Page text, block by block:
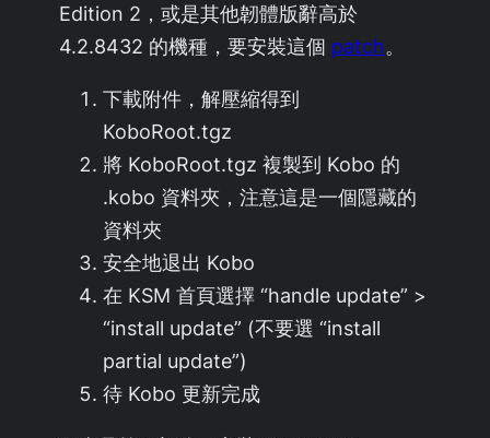
Edition 2，或是其他韌體版辭高於
4.2.8432 的機種，要安裝這個 patch。
下載附件，解壓縮得到
KoboRoot.tgz
將 KoboRoot.tgz 複製到 Kobo 的
.kobo 資料夾，注意這是一個隱藏的
資料夾
安全地退出 Kobo
在 KSM 首頁選擇 “handle update” >
“install update” (不要選 “install
partial update”)
待 Kobo 更新完成